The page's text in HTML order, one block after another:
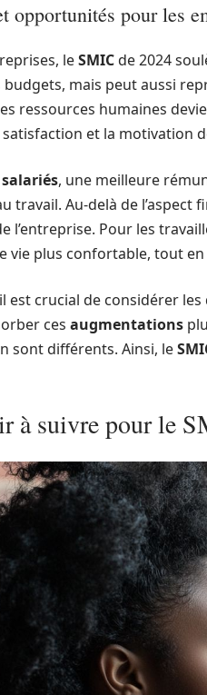
opportunités pour les
leSMICde 2024
budgets, mais peut aussi
ressources humaines
et la motivation
salariés, une meilleure
travail. Au-delà de l’aspect
l’entreprise. Pour les
vie plus confortable, tout
est crucial de considérer
ces augmentations
sont différents. Ainsi, le
à suivre pour le